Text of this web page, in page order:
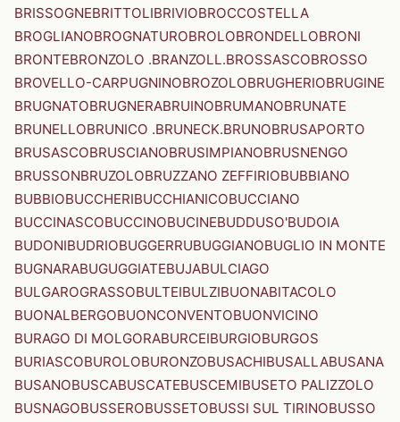
BRISSOGNEBRITTOLIBRIVIOBROCCOSTELLA
BROGLIANOBROGNATUROBROLOBRONDELLOBRONI
BRONTEBRONZOLO .BRANZOLL.BROSSASCOBROSSO
BROVELLO-CARPUGNINOBROZOLOBRUGHERIOBRUGINE
BRUGNATOBRUGNERABRUINOBRUMANOBRUNATE
BRUNELLOBRUNICO .BRUNECK.BRUNOBRUSAPORTO
BRUSASCOBRUSCIANOBRUSIMPIANOBRUSNENGO
BRUSSONBRUZOLOBRUZZANO ZEFFIRIOBUBBIANO
BUBBIOBUCCHERIBUCCHIANICOBUCCIANO
BUCCINASCOBUCCINOBUCINEBUDDUSO'BUDOIA
BUDONIBUDRIOBUGGERRUBUGGIANOBUGLIO IN MONTE
BUGNARABUGUGGIATEBUJABULCIAGO
BULGAROGRASSOBULTEIBULZIBUONABITACOLO
BUONALBERGOBUONCONVENTOBUONVICINO
BURAGO DI MOLGORABURCEIBURGIOBURGOS
BURIASCOBUROLOBURONZOBUSACHIBUSALLABUSANA
BUSANOBUSCABUSCATEBUSCEMIBUSETO PALIZZOLO
BUSNAGOBUSSEROBUSSETOBUSSI SUL TIRINOBUSSO